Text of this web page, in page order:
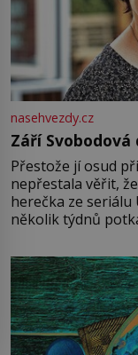
nasehvezdy.cz
Září Svobodová
Přestože jí osud
nepřestala věřit, že
herečka ze seriálu
několik týdnů